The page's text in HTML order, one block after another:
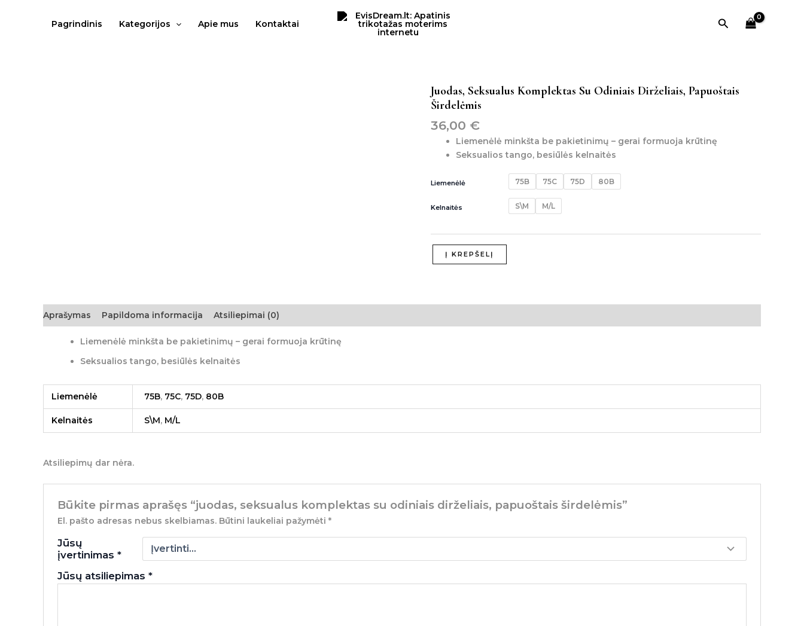
Pagrindinis Kategorijos Apie mus Kontaktai Paieška
Juodas, Seksualus Komplektas Su Odiniais Dirželiais, Papuoštais
Širdelėmis
36,00 €
Liemenėlė minkšta be pakietinimų – gerai formuoja krūtinę
Seksualios tango, besiūlės kelnaitės
Liemenėlė 75B 75C 75D 80B
Kelnaitės S\M M/L
produkto
kiekis:
juodas,
seksualus
komplektas
odiniais
papuoštais
Į KREPŠELĮ
Aprašymas Papildoma informacija Atsiliepimai (0)
Liemenėlė minkšta be pakietinimų – gerai formuoja krūtinę
Seksualios tango, besiūlės kelnaitės
Liemenėlė 75B, 75C, 75D, 80B
Kelnaitės S\M, M/L
Atsiliepimų dar nėra.
Būkite pirmas aprašęs “juodas, seksualus komplektas su odiniais dirželiais, papuoštais širdelėmis”
El. pašto adresas nebus skelbiamas. Būtini laukeliai pažymėti*
Jūsų
įvertinimas*
Jūsų atsiliepimas*